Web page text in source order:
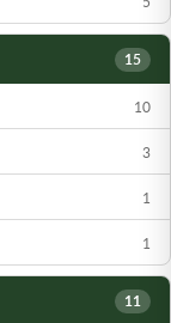
15
10
3
1
1
11